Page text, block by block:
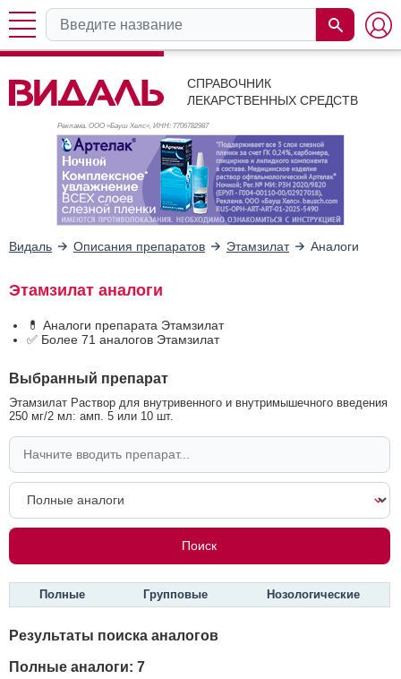
СПРАВОЧНИК
ЛЕКАРСТВЕННЫХ СРЕДСТВ
Реклама. ООО «Бауш Хелс», ИНН: 7706782987
Видаль Описания препаратов Этамзилат Аналоги
Этамзилат аналоги
💊 Аналоги препарата Этамзилат
✅ Более 71 аналогов Этамзилат
Выбранный препарат
Этамзилат Раствор для внутривенного и внутримышечного введения
250 мг/2 мл: амп. 5 или 10 шт.
Полные Групповые Нозологические
Результаты поиска аналогов
Полные аналоги: 7